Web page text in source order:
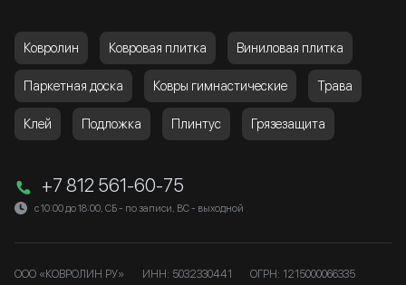
Ковролин Ковровая плитка Виниловая плитка
Паркетная доска Ковры гимнастические Трава
Клей Подложка Плинтус Грязезащита
+7 812 561-60-75
с 10:00 до 18:00, СБ - по записи, ВС - выходной
ООО «КОВРОЛИН РУ» ИНН: 5032330441 ОГРН: 1215000066335